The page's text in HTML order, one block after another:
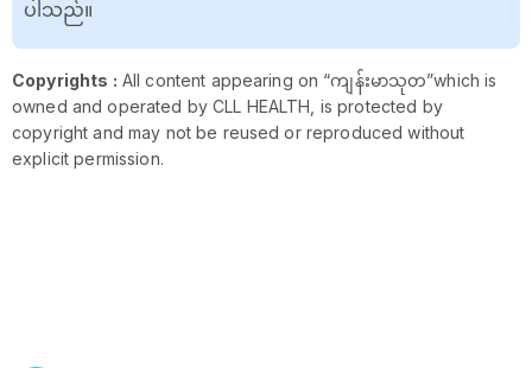
ပါသည်။
Copyrights : All content appearing on “ကျန်းမာသုတ”which is
owned and operated by CLL HEALTH, is protected by
copyright and may not be reused or reproduced without
explicit permission.